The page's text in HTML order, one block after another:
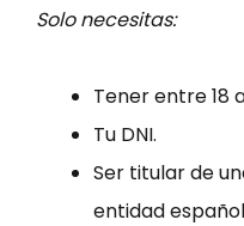
Solo necesitas:
Tener entre 18
Tu DNI.
Ser titular de
entidad